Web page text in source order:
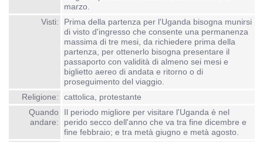
marzo.
Visti:
Prima della partenza per l'Uganda bisogna munirsi
di visto d'ingresso che consente una permanenza
massima di tre mesi, da richiedere prima della
partenza, per ottenerlo bisogna presentare il
passaporto con validità di almeno sei mesi e
biglietto aereo di andata e ritorno o di
proseguimento del viaggio.
Religione:
cattolica, protestante
Quando
andare:
Il periodo migliore per visitare l'Uganda è nel
perido secco dell'anno che va tra fine dicembre e
fine febbraio; e tra metà giugno e metà agosto.